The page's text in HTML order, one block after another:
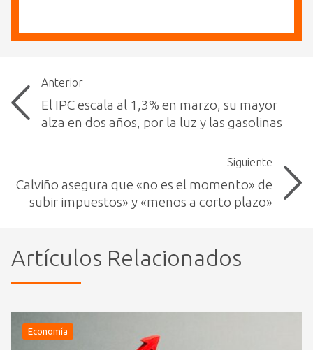
Anterior
El IPC escala al 1,3% en marzo, su mayor
alza en dos años, por la luz y las gasolinas
Siguiente
Calviño asegura que «no es el momento» de
subir impuestos» y «menos a corto plazo»
Artículos Relacionados
Economía